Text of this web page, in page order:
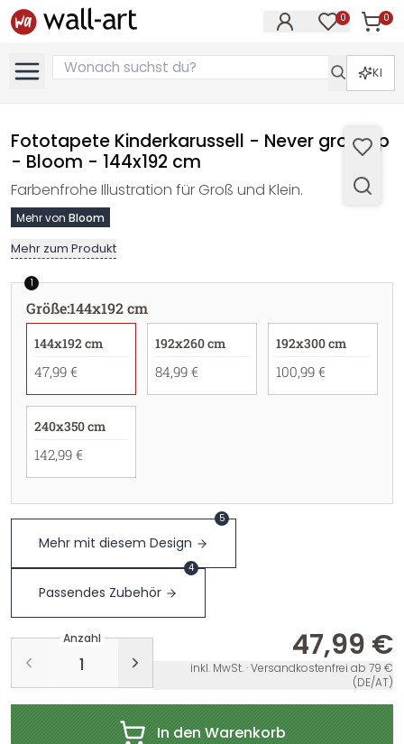
0 0
KI
Fototapete Kinderkarussell - Never grow up
- Bloom - 144x192 cm
Farbenfrohe Illustration für Groß und Klein.
Mehr von Bloom
Mehr zum Produkt
1
Größe:144x192 cm
144x192 cm
47,99 €
192x260 cm
84,99 €
192x300 cm
100,99 €
240x350 cm
142,99 €
Mehr mit diesem Design
5
Passendes Zubehör
4
Anzahl 47,99 €
inkl. MwSt. · Versandkostenfrei ab 79 €
(DE/AT)
In den Warenkorb